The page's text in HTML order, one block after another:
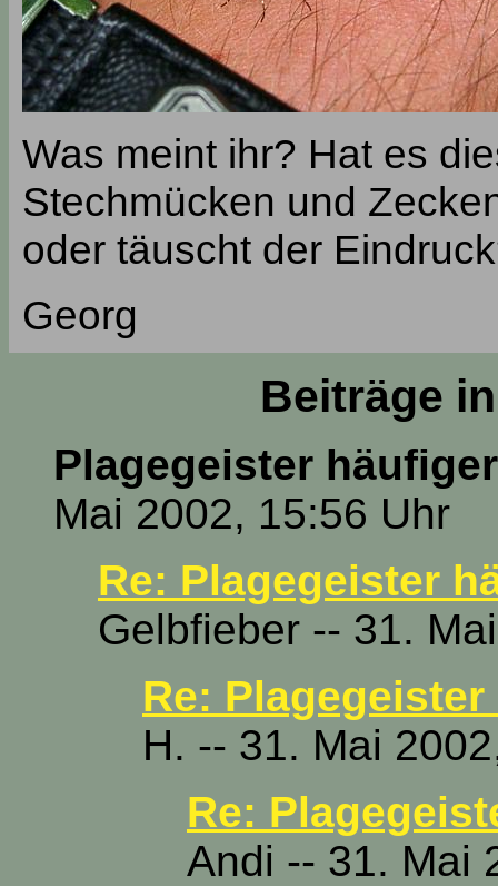
Was meint ihr? Hat es
Stechmücken und
oder täuscht der
Georg
Beiträge
Plagegeister
Mai 2002, 15:56 Uhr
Re: Plagegeister
Gelbfieber -- 31.
Re:
H. -- 31. Mai
Re:
Andi -- 31. Mai